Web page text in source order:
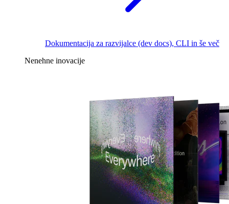
Dokumentacija za razvijalce (dev docs), CLI in še več
Nenehne inovacije